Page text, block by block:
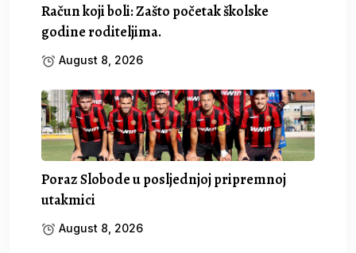
Račun koji boli: Zašto početak školske
godine roditeljima.
August 8, 2026
Poraz Slobode u posljednjoj pripremnoj
utakmici
August 8, 2026